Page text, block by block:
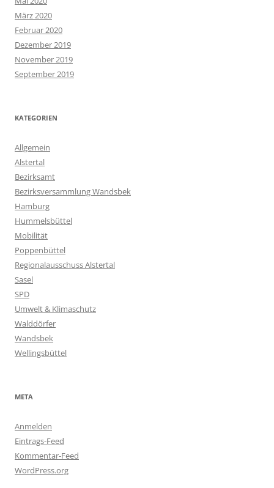
März 2020
Februar 2020
Dezember 2019
November 2019
September 2019
KATEGORIEN
Allgemein
Alstertal
Bezirksamt
Bezirksversammlung Wandsbek
Hamburg
Hummelsbüttel
Mobilität
Poppenbüttel
Regionalausschuss Alstertal
Sasel
SPD
Umwelt & Klimaschutz
Walddörfer
Wandsbek
Wellingsbüttel
META
Anmelden
Eintrags-Feed
Kommentar-Feed
WordPress.org